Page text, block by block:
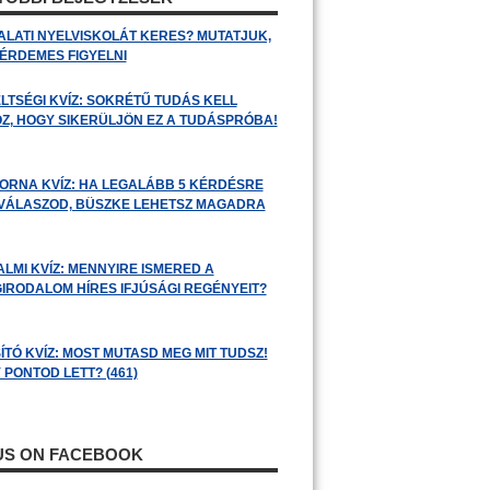
NYELVISKOLÁT KERES? MUTATJUK,
FIGYELNI
KVÍZ: SOKRÉTŰ TUDÁS KELL
HOGY SIKERÜLJÖN EZ A TUDÁSPRÓBA!
KVÍZ: HA LEGALÁBB 5 KÉRDÉSRE
BÜSZKE LEHETSZ MAGADRA
KVÍZ: MENNYIRE ISMERED A
HÍRES IFJÚSÁGI REGÉNYEIT?
KVÍZ: MOST MUTASD MEG MIT TUDSZ!
LETT? (461)
ON FACEBOOK